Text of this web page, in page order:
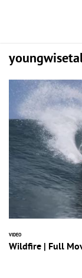
VIDEO
Wildfire | Full